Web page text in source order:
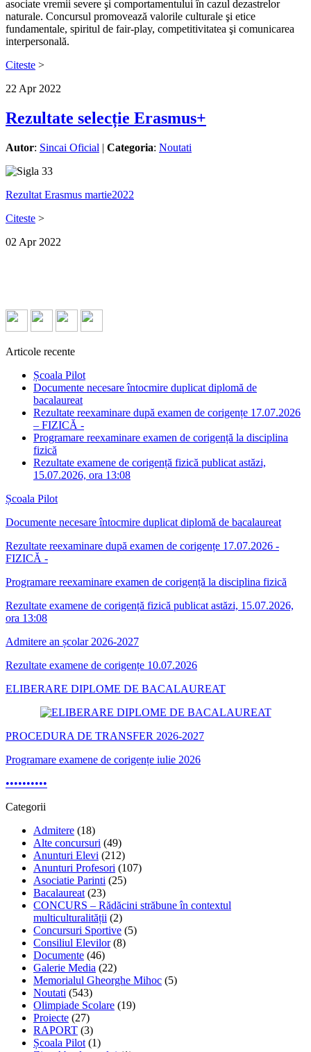
asociate vremii severe şi comportamentului în cazul dezastrelor
naturale. Concursul promovează valorile culturale şi etice
fundamentale, spiritul de fair-play, competitivitatea şi comunicarea
interpersonală.
Citeste >
22 Apr 2022
Rezultate selecție Erasmus+
Autor: Sincai Oficial | Categoria: Noutati
Rezultat Erasmus martie2022
Citeste >
02 Apr 2022
Articole recente
Școala Pilot
Documente necesare întocmire duplicat diplomă de
bacalaureat
Rezultate reexaminare după examen de corigențe 17.07.2026
– FIZICĂ -
Programare reexaminare examen de corigență la disciplina
fizică
Rezultate examene de corigență fizică publicat astăzi,
15.07.2026, ora 13:08
Școala Pilot
Documente necesare întocmire duplicat diplomă de bacalaureat
Rezultate reexaminare după examen de corigențe 17.07.2026 -
FIZICĂ -
Programare reexaminare examen de corigență la disciplina fizică
Rezultate examene de corigență fizică publicat astăzi, 15.07.2026,
ora 13:08
Admitere an școlar 2026-2027
Rezultate examene de corigențe 10.07.2026
ELIBERARE DIPLOME DE BACALAUREAT
PROCEDURA DE TRANSFER 2026-2027
Programare examene de corigențe iulie 2026
••••••••••
Categorii
Admitere (18)
Alte concursuri (49)
Anunturi Elevi (212)
Anunturi Profesori (107)
Asociatie Parinti (25)
Bacalaureat (23)
CONCURS – Rădăcini străbune în contextul
multiculturalității (2)
Concursuri Sportive (5)
Consiliul Elevilor(8)
Documente (46)
Galerie Media (22)
Memorialul Gheorghe Mihoc (5)
Noutati (543)
Olimpiade Scolare (19)
Proiecte (27)
RAPORT (3)
Școala Pilot (1)